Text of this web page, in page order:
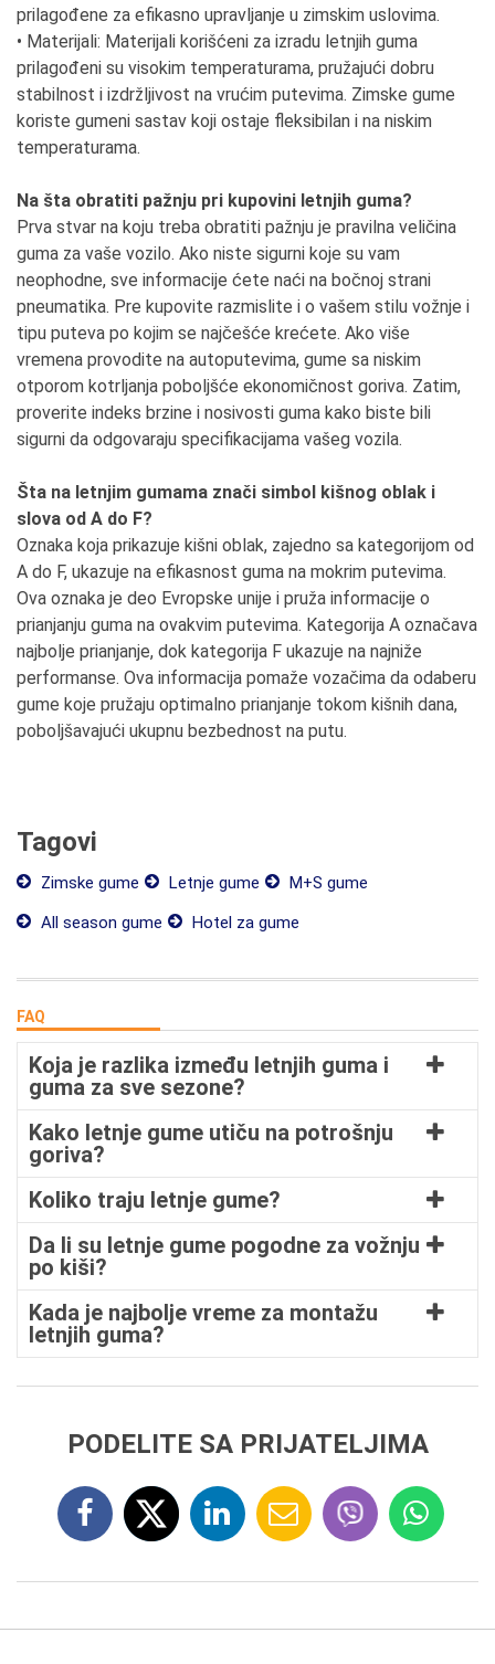
prilagođene za efikasno upravljanje u zimskim uslovima.
• Materijali: Materijali korišćeni za izradu letnjih guma
prilagođeni su visokim temperaturama, pružajući dobru
stabilnost i izdržljivost na vrućim putevima. Zimske gume
koriste gumeni sastav koji ostaje fleksibilan i na niskim
temperaturama.
Na šta obratiti pažnju pri kupovini letnjih guma?
Prva stvar na koju treba obratiti pažnju je pravilna veličina
guma za vaše vozilo. Ako niste sigurni koje su vam
neophodne, sve informacije ćete naći na bočnoj strani
pneumatika. Pre kupovite razmislite i o vašem stilu vožnje i
tipu puteva po kojim se najčešće krećete. Ako više
vremena provodite na autoputevima, gume sa niskim
otporom kotrljanja poboljšće ekonomičnost goriva. Zatim,
proverite indeks brzine i nosivosti guma kako biste bili
sigurni da odgovaraju specifikacijama vašeg vozila.
Šta na letnjim gumama znači simbol kišnog oblak i
slova od A do F?
Oznaka koja prikazuje kišni oblak, zajedno sa kategorijom od
A do F, ukazuje na efikasnost guma na mokrim putevima.
Ova oznaka je deo Evropske unije i pruža informacije o
prianjanju guma na ovakvim putevima. Kategorija A označava
najbolje prianjanje, dok kategorija F ukazuje na najniže
performanse. Ova informacija pomaže vozačima da odaberu
gume koje pružaju optimalno prianjanje tokom kišnih dana,
poboljšavajući ukupnu bezbednost na putu.
Tagovi
Zimske gume Letnje gume
M+S gume
All season gume
Hotel za gume
FAQ
Koja je razlika između letnjih guma i
guma za sve sezone?
Kako letnje gume utiču na potrošnju
goriva?
Koliko traju letnje gume?
Da li su letnje gume pogodne za vožnju
po kiši?
Kada je najbolje vreme za montažu
letnjih guma?
PODELITE SA PRIJATELJIMA